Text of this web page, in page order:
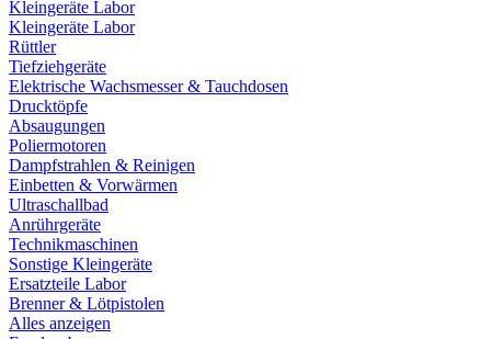
Kleingeräte Labor
Kleingeräte Labor
Rüttler
Tiefziehgeräte
Elektrische Wachsmesser & Tauchdosen
Drucktöpfe
Absaugungen
Poliermotoren
Dampfstrahlen & Reinigen
Einbetten & Vorwärmen
Ultraschallbad
Anrührgeräte
Technikmaschinen
Sonstige Kleingeräte
Ersatzteile Labor
Brenner & Lötpistolen
Alles anzeigen